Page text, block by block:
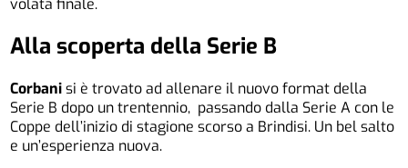
volata finale.
Alla scoperta della Serie B
Corbanisi è trovato ad allenare il nuovo format della
Serie B dopo un trentennio, passando dalla Serie A con le
Coppe dell’inizio di stagione scorso a Brindisi. Un bel salto
e un’esperienza nuova.